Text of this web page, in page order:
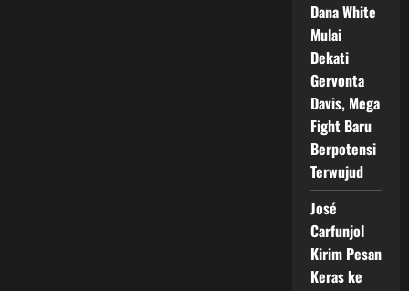
Dana White
Mulai
Dekati
Gervonta
Davis, Mega
Fight Baru
Berpotensi
Terwujud
José
Carfunjol
Kirim Pesan
Keras ke